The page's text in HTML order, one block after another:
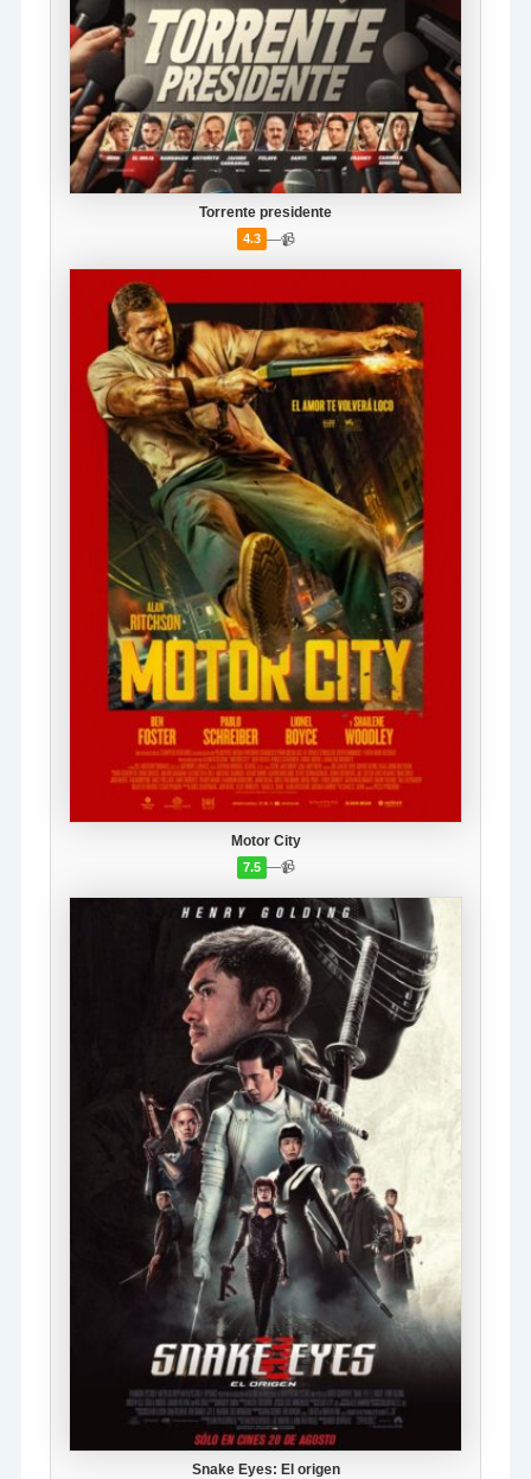
Torrente presidente
4.3 —📹
Motor City
7.5 —📹
Snake Eyes: El origen